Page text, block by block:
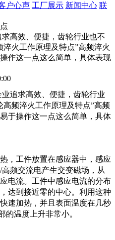
户心声 工厂展示 新闻中心 联
高效、便捷，齿轮行业也不
火工作原理及特点”高频淬火
作这一点这么简单，具体表现
追求高效、便捷，齿轮行业
频淬火工作原理及特点”高频
于操作这一点这么简单，具体
，工件放置在感应器中，感应
频交流电产生交变磁场，从
电流。工件中感应电流的分布
达到接近零的中心。利用这种
速加热，并且表面温度在几秒
的温度上升非常小。